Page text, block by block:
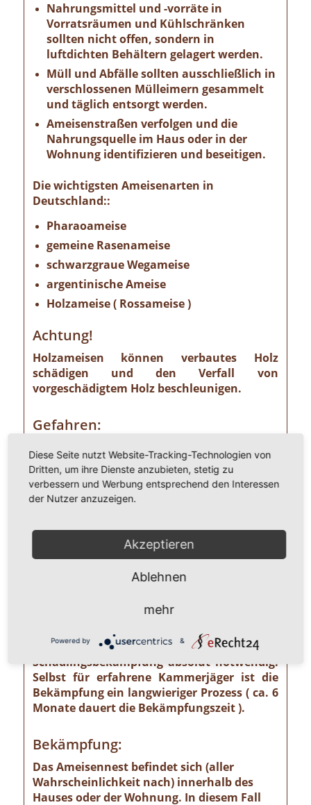
Nahrungsmittel und -vorräte in
Vorratsräumen und Kühlschränken
sollten nicht offen, sondern in
luftdichten Behältern gelagert werden.
Müll und Abfälle sollten ausschließlich in
verschlossenen Mülleimern gesammelt
und täglich entsorgt werden.
Ameisenstraßen verfolgen und die
Nahrungsquelle im Haus oder in der
Wohnung identifizieren und beseitigen.
Die wichtigsten Ameisenarten in
Deutschland::
Pharaoameise
gemeine Rasenameise
schwarzgraue Wegameise
argentinische Ameise
Holzameise ( Rossameise )
Achtung!
Holzameisen können verbautes Holz
schädigen und den Verfall von
vorgeschädigtem Holz beschleunigen.
Gefahren:
Wer Ameisen im eigenen Heim entdeckt,
sollte die Gefahr ernst nehmen. Einige
Ameisenarten sind nämlich Vorrats- und
Materialschädlinge, von denen ein nicht zu
unterschätzendes gesundheitliches und
z. B. von der Pharaoameise. Die
Pharaoameise gehört zu den gefährlichsten
Ameisenarten überhaupt. Ursprünglich in
Indien beheimatet, ist sie mittlerweile
verhältnismäßig klein und sieht
bernsteingelb aus. Sollten Sie solch eine
Ameise sehen, ist eine professionelle
Schädlingsbekämpfung absolut notwendig!
Selbst für erfahrene Kammerjäger ist die
Bekämpfung ein langwieriger Prozess ( ca. 6
Monate dauert die Bekämpfungszeit ).
Bekämpfung:
Das Ameisennest befindet sich (aller
Wahrscheinlichkeit nach) innerhalb des
Hauses oder der Wohnung. In diesem Fall
Diese Seite nutzt Website-Tracking-Technologien von
Dritten, um ihre Dienste anzubieten, stetig zu
verbessern und Werbung entsprechend den Interessen
der Nutzer anzuzeigen.
Akzeptieren
Ablehnen
mehr
Powered by &